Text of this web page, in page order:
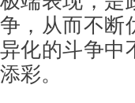
争，从而不断
异化的斗争中
添彩。